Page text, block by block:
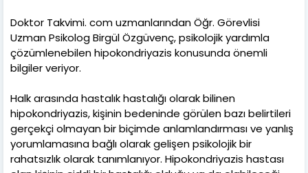
Doktor Takvimi. com uzmanlarından Öğr. Görevlisi
Uzman Psikolog Birgül Özgüvenç, psikolojik yardımla
çözümlenebilen hipokondriyazis konusunda önemli
bilgiler veriyor.
Halk arasında hastalık hastalığı olarak bilinen
hipokondriyazis, kişinin bedeninde görülen bazı belirtileri
gerçekçi olmayan bir biçimde anlamlandırması ve yanlış
yorumlamasına bağlı olarak gelişen psikolojik bir
rahatsızlık olarak tanımlanıyor. Hipokondriyazis hastası